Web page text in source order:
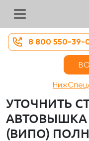
8 800 550-39-
УТОЧНИТЬ
АВТОВЫШКА
(ВИПО)